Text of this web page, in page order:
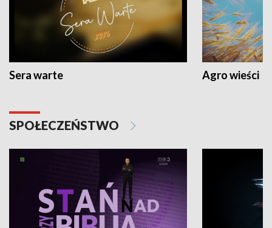
Sera warte Agro wieści
SPOŁECZEŃSTWO